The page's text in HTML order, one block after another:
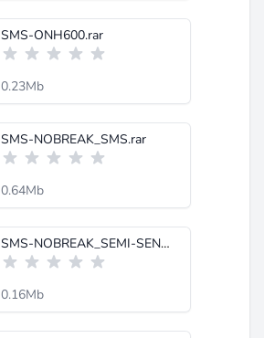
SMS-ONH600.rar
0.23Mb
SMS-NOBREAK_SMS.rar
0.64Mb
SMS-NOBREAK_SEMI-SENOIDAL_DB.rar
0.16Mb